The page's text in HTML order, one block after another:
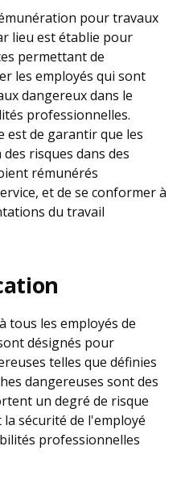
pour travaux
lieu est établie pour
permettant de
les employés qui sont
dangereux dans le
professionnelles.
est de garantir que les
risques dans des
rémunérés
et de se conformer à
du travail
tous les employés de
désignés pour
telles que définies
dangereuses sont des
un degré de risque
sécurité de l'employé
professionnelles